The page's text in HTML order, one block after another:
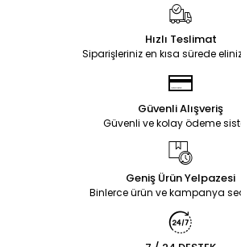
Hızlı Teslimat
Siparişleriniz en kısa sürede
Güvenli Alışveriş
Güvenli ve kolay ödeme
Geniş Ürün Yelpazesi
Binlerce ürün ve kampanya